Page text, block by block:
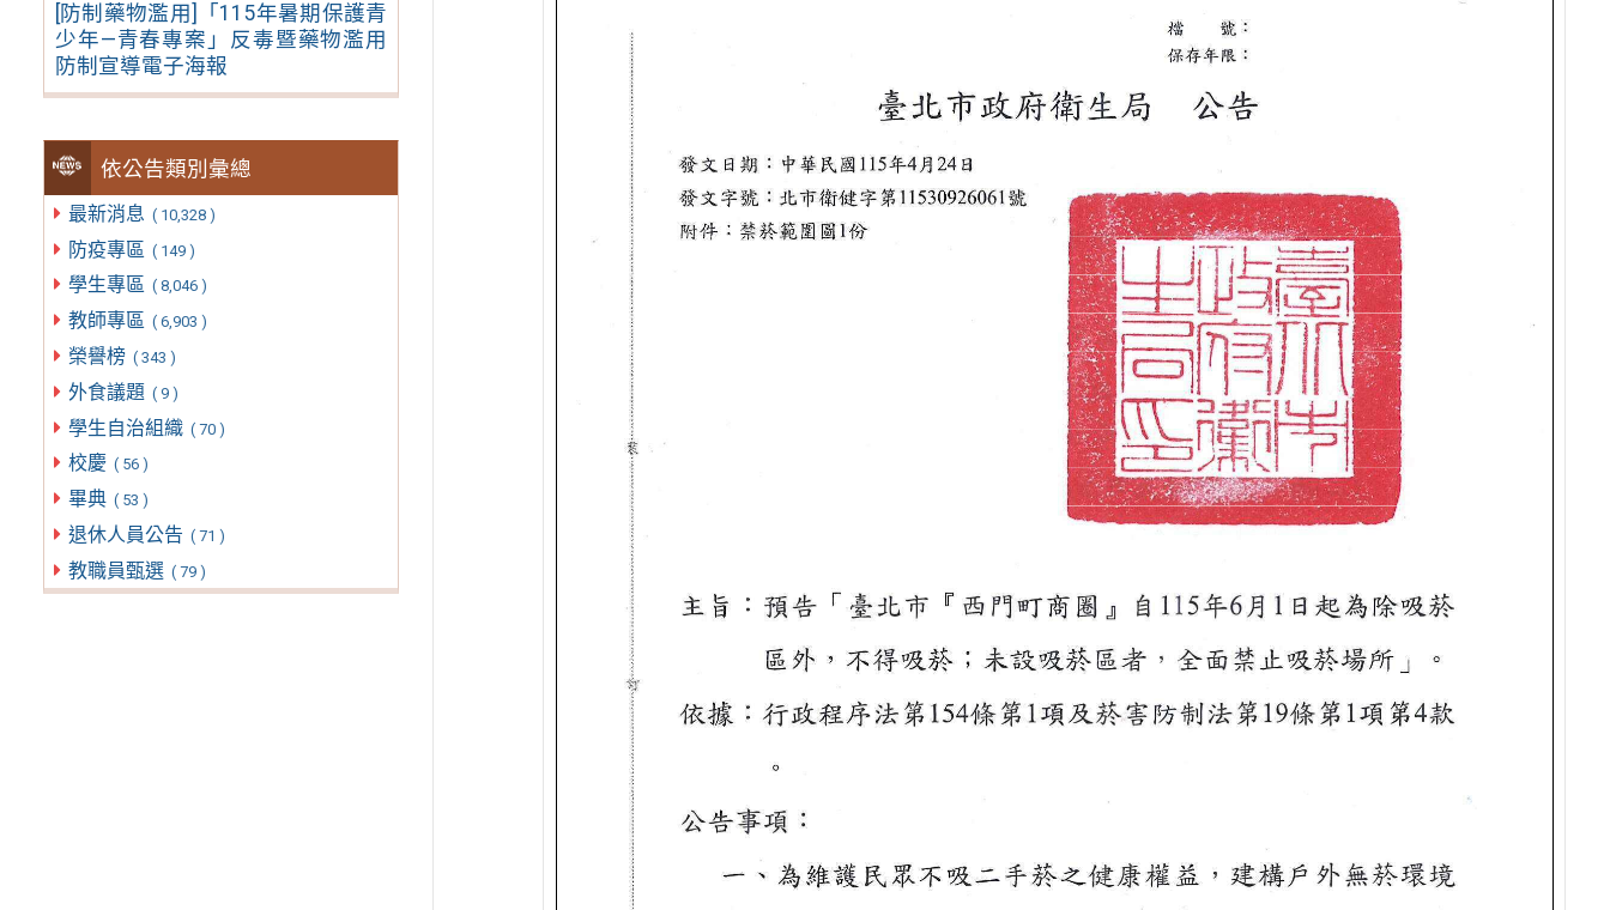
[防制藥物濫用]「115年暑期保護青
少年—青春專案」反毒暨藥物濫用
防制宣導電子海報
依公告類別彙總
最新消息 ( 10,328 )
防疫專區 ( 149 )
學生專區 ( 8,046 )
教師專區 ( 6,903 )
榮譽榜 ( 343 )
外食議題 ( 9 )
學生自治組織 ( 70 )
校慶 ( 56 )
畢典 ( 53 )
退休人員公告 ( 71 )
教職員甄選 ( 79 )